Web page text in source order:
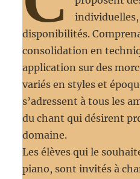
disponibilités.
consolidation en
application sur des
variés en styles et
s’adressent à tous les
du chant qui désirent
domaine.
Les élèves qui le
piano, sont invités à